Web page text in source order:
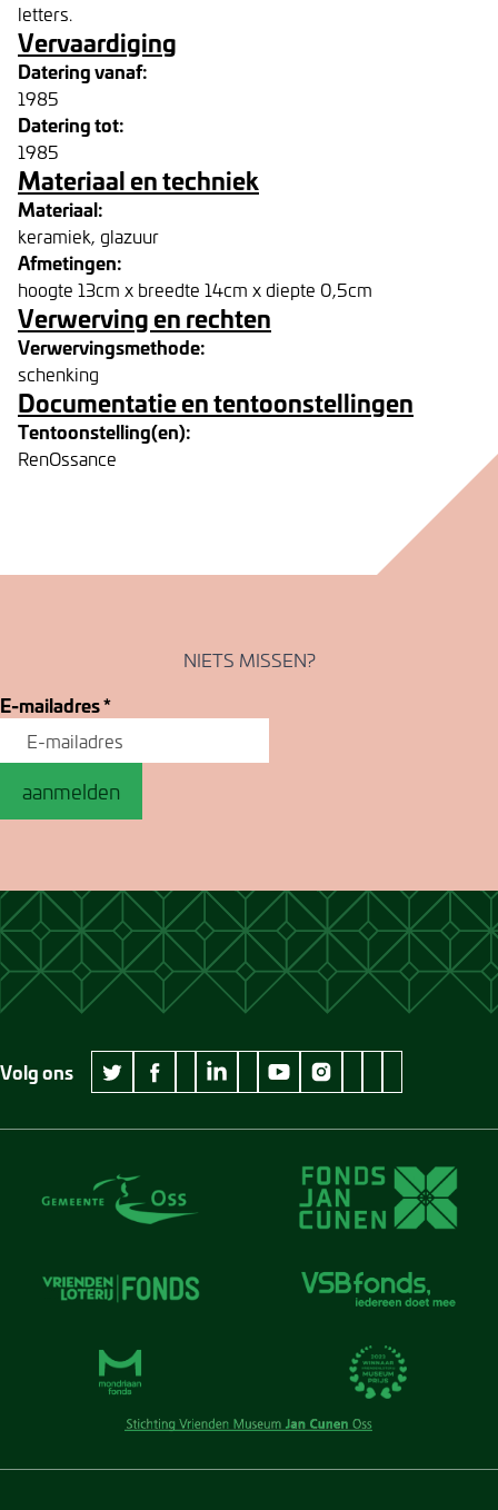
letters.
Vervaardiging
Datering vanaf:
1985
Datering tot:
1985
Materiaal en techniek
Materiaal:
keramiek, glazuur
Afmetingen:
hoogte 13cm x breedte 14cm x diepte 0,5cm
Verwerving en rechten
Verwervingsmethode:
schenking
Documentatie en tentoonstellingen
Tentoonstelling(en):
RenOssance
NIETS MISSEN?
E-mailadres*
aanmelden
Volg ons
twitter Museum Jan Cunen
facebook Museum Jan Cunen
wikipedia Museum Jan Cunen
linkedin Museum Jan Cunen
googleplus Museum Jan Cunen
youtube Museum Jan Cunen
instagram Museum